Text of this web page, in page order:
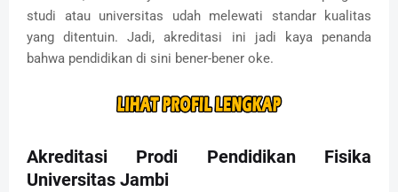
studi atau universitas udah melewati standar kualitas
yang ditentuin. Jadi, akreditasi ini jadi kaya penanda
bahwa pendidikan di sini bener-bener oke.
Akreditasi Prodi Pendidikan Fisika
Universitas Jambi